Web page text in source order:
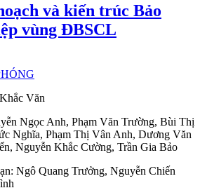
và kiến trúc Bảo
vùng ĐBSCL
Văn
Ngọc Anh, Phạm Văn Trường, Bùi Thị
Nghĩa, Phạm Thị Vân Anh, Dương Văn
, Nguyễn Khắc Cường, Trần Gia Bảo
Ngô Quang Trưởng, Nguyễn Chiến